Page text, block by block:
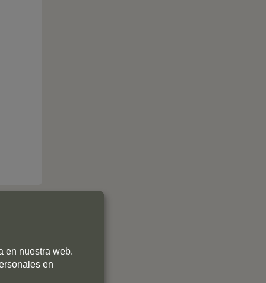
en nuestra web.
en